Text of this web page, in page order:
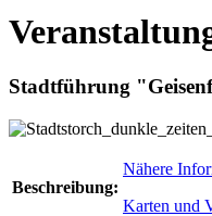
Stadtführung
Beschreibung:
Nähere
Karten und